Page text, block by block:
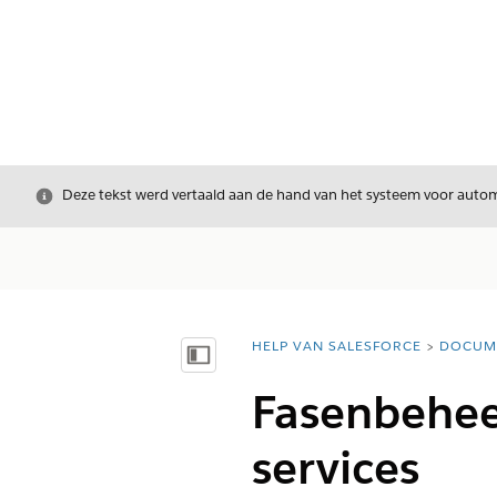
Sluiten
Deze tekst werd vertaald aan de hand van het systeem voor
Inhoudsopgave weergeven
U bent hier:
HELP VAN SALESFORCE
services